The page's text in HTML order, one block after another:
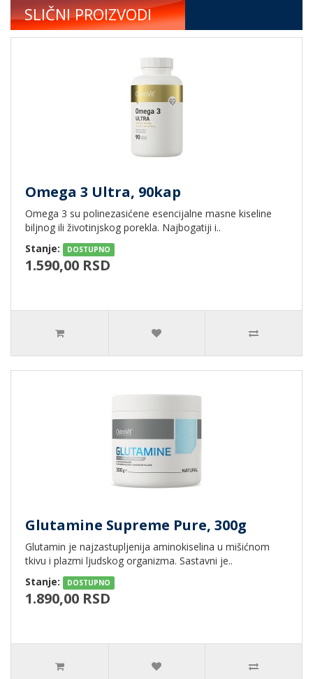
SLIČNI PROIZVODI
Omega 3 Ultra, 90kap
Omega 3 su polinezasićene esencijalne masne kiseline
biljnog ili životinjskog porekla. Najbogatiji i..
Stanje:
DOSTUPNO
1.590,00 RSD
Glutamine Supreme Pure, 300g
Glutamin je najzastupljenija aminokiselina u mišićnom
tkivu i plazmi ljudskog organizma. Sastavni je..
Stanje:
DOSTUPNO
1.890,00 RSD